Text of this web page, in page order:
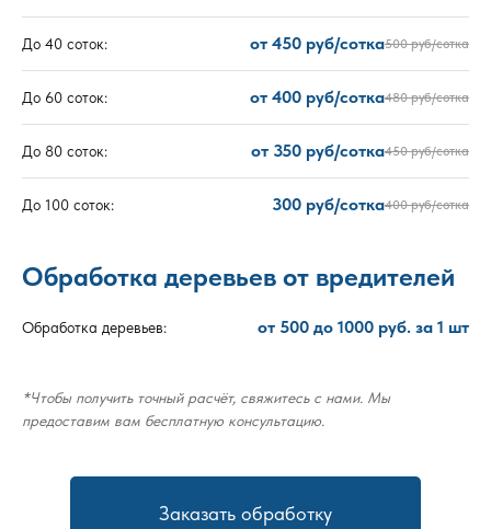
До 40 соток: от 450 руб/сотка500 руб/сотка
До 60 соток: от 400 руб/сотка480 руб/сотка
До 80 соток: от 350 руб/сотка450 руб/сотка
До 100 соток: 300 руб/сотка400 руб/сотка
Обработка деревьев от вредителей
Обработка деревьев: от 500 до 1000 руб. за 1 шт
*Чтобы получить точный расчёт, свяжитесь с нами. Мы
предоставим вам бесплатную консультацию.
Заказать обработку